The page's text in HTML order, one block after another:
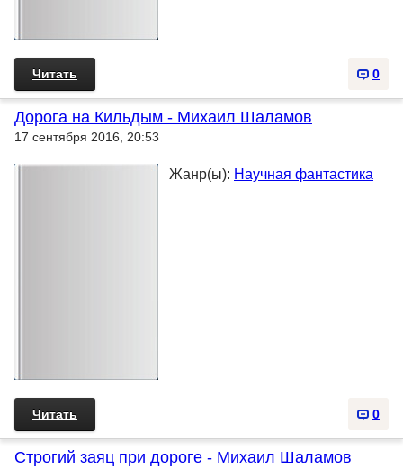
0
Читать
Дорога на Кильдым - Михаил Шаламов
17 сентября 2016, 20:53
Жанр(ы): Научная фантастика
0
Читать
Строгий заяц при дороге - Михаил Шаламов